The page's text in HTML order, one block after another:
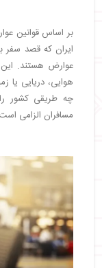
ایران که قصد سفر
عوارض هستند.
هوایی، دریایی یا
چه طریقی کشور
مسافران الزامی